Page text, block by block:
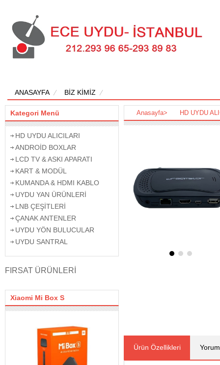
ANASAYFA BİZ KİMİZ
Kategori Menü
HD UYDU ALICILARI
ANDROİD BOXLAR
LCD TV & ASKI APARATI
KART & MODÜL
KUMANDA & HDMI KABLO
UYDU YAN ÜRÜNLERİ
LNB ÇEŞİTLERİ
ÇANAK ANTENLER
UYDU YÖN BULUCULAR
UYDU SANTRAL
FIRSAT ÜRÜNLERİ
Xiaomi Mi Box S
Anasayfa> HD UYDU
Ürün Özellikleri